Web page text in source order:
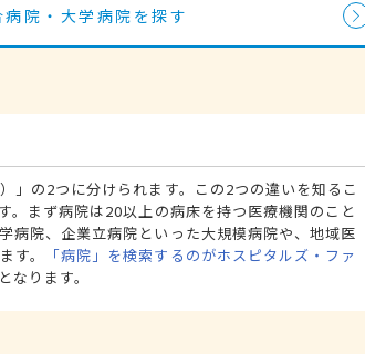
院・大学病院を探す
」の2つに分けられます。この2つの違いを知るこ
。まず病院は20以上の病床を持つ医療機関のこと
病院、企業立病院といった大規模病院や、地域医
す。
「病院」を検索するのがホスピタルズ・ファ
ります。